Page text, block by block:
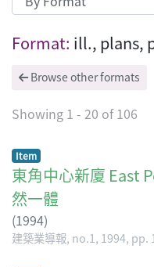
Browsing 建築
Format: ill., plans,
Browse other formats
Showing 1 - 20 of 106
Item
東角中心新廈 East
然一體
(1994)
建築業導報, no.1, 1994, pp.